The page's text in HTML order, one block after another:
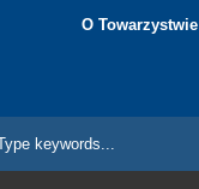
O Towarzystwie